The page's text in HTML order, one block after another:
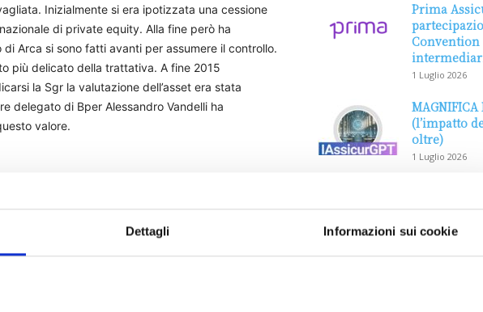
Dettagli Informazioni sui cookie
Inizialmente si era ipotizzata una cessione
di private equity. Alla fine però ha
Arca si sono fatti avanti per assumere il controllo.
più delicato della trattativa. A fine 2015
la Sgr la valutazione dell’asset era stata
delegato di Bper Alessandro Vandelli ha
valore.
Prima
1 Luglio 2026
MAGNIFICA
(l’impatto
oltre)
1 Luglio 2026
IL MENSILE
LUGLIO-